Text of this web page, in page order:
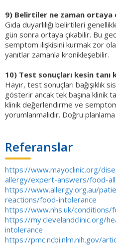
9) Belirtiler ne zaman ortaya
Gıda duyarlılığı belirtileri
gün sonra ortaya çıkabilir. Bu
semptom ilişkisini kurmak zor
yanıtlar zamanla kronikleşebilir.
10) Test sonuçları kesin tanı
Hayır, test sonuçları bağışıklık
gösterir ancak tek başına klinik
klinik değerlendirme ve
yorumlanmalıdır. Doğru
Referanslar
https://www.mayoclinic.org/
allergy/expert-answers/food-
https://www.allergy.org.au/
reactions/food-intolerance
https://www.nhs.uk/conditions/
https://my.clevelandclinic.org/
intolerance
https://pmc.ncbi.nlm.nih.gov/